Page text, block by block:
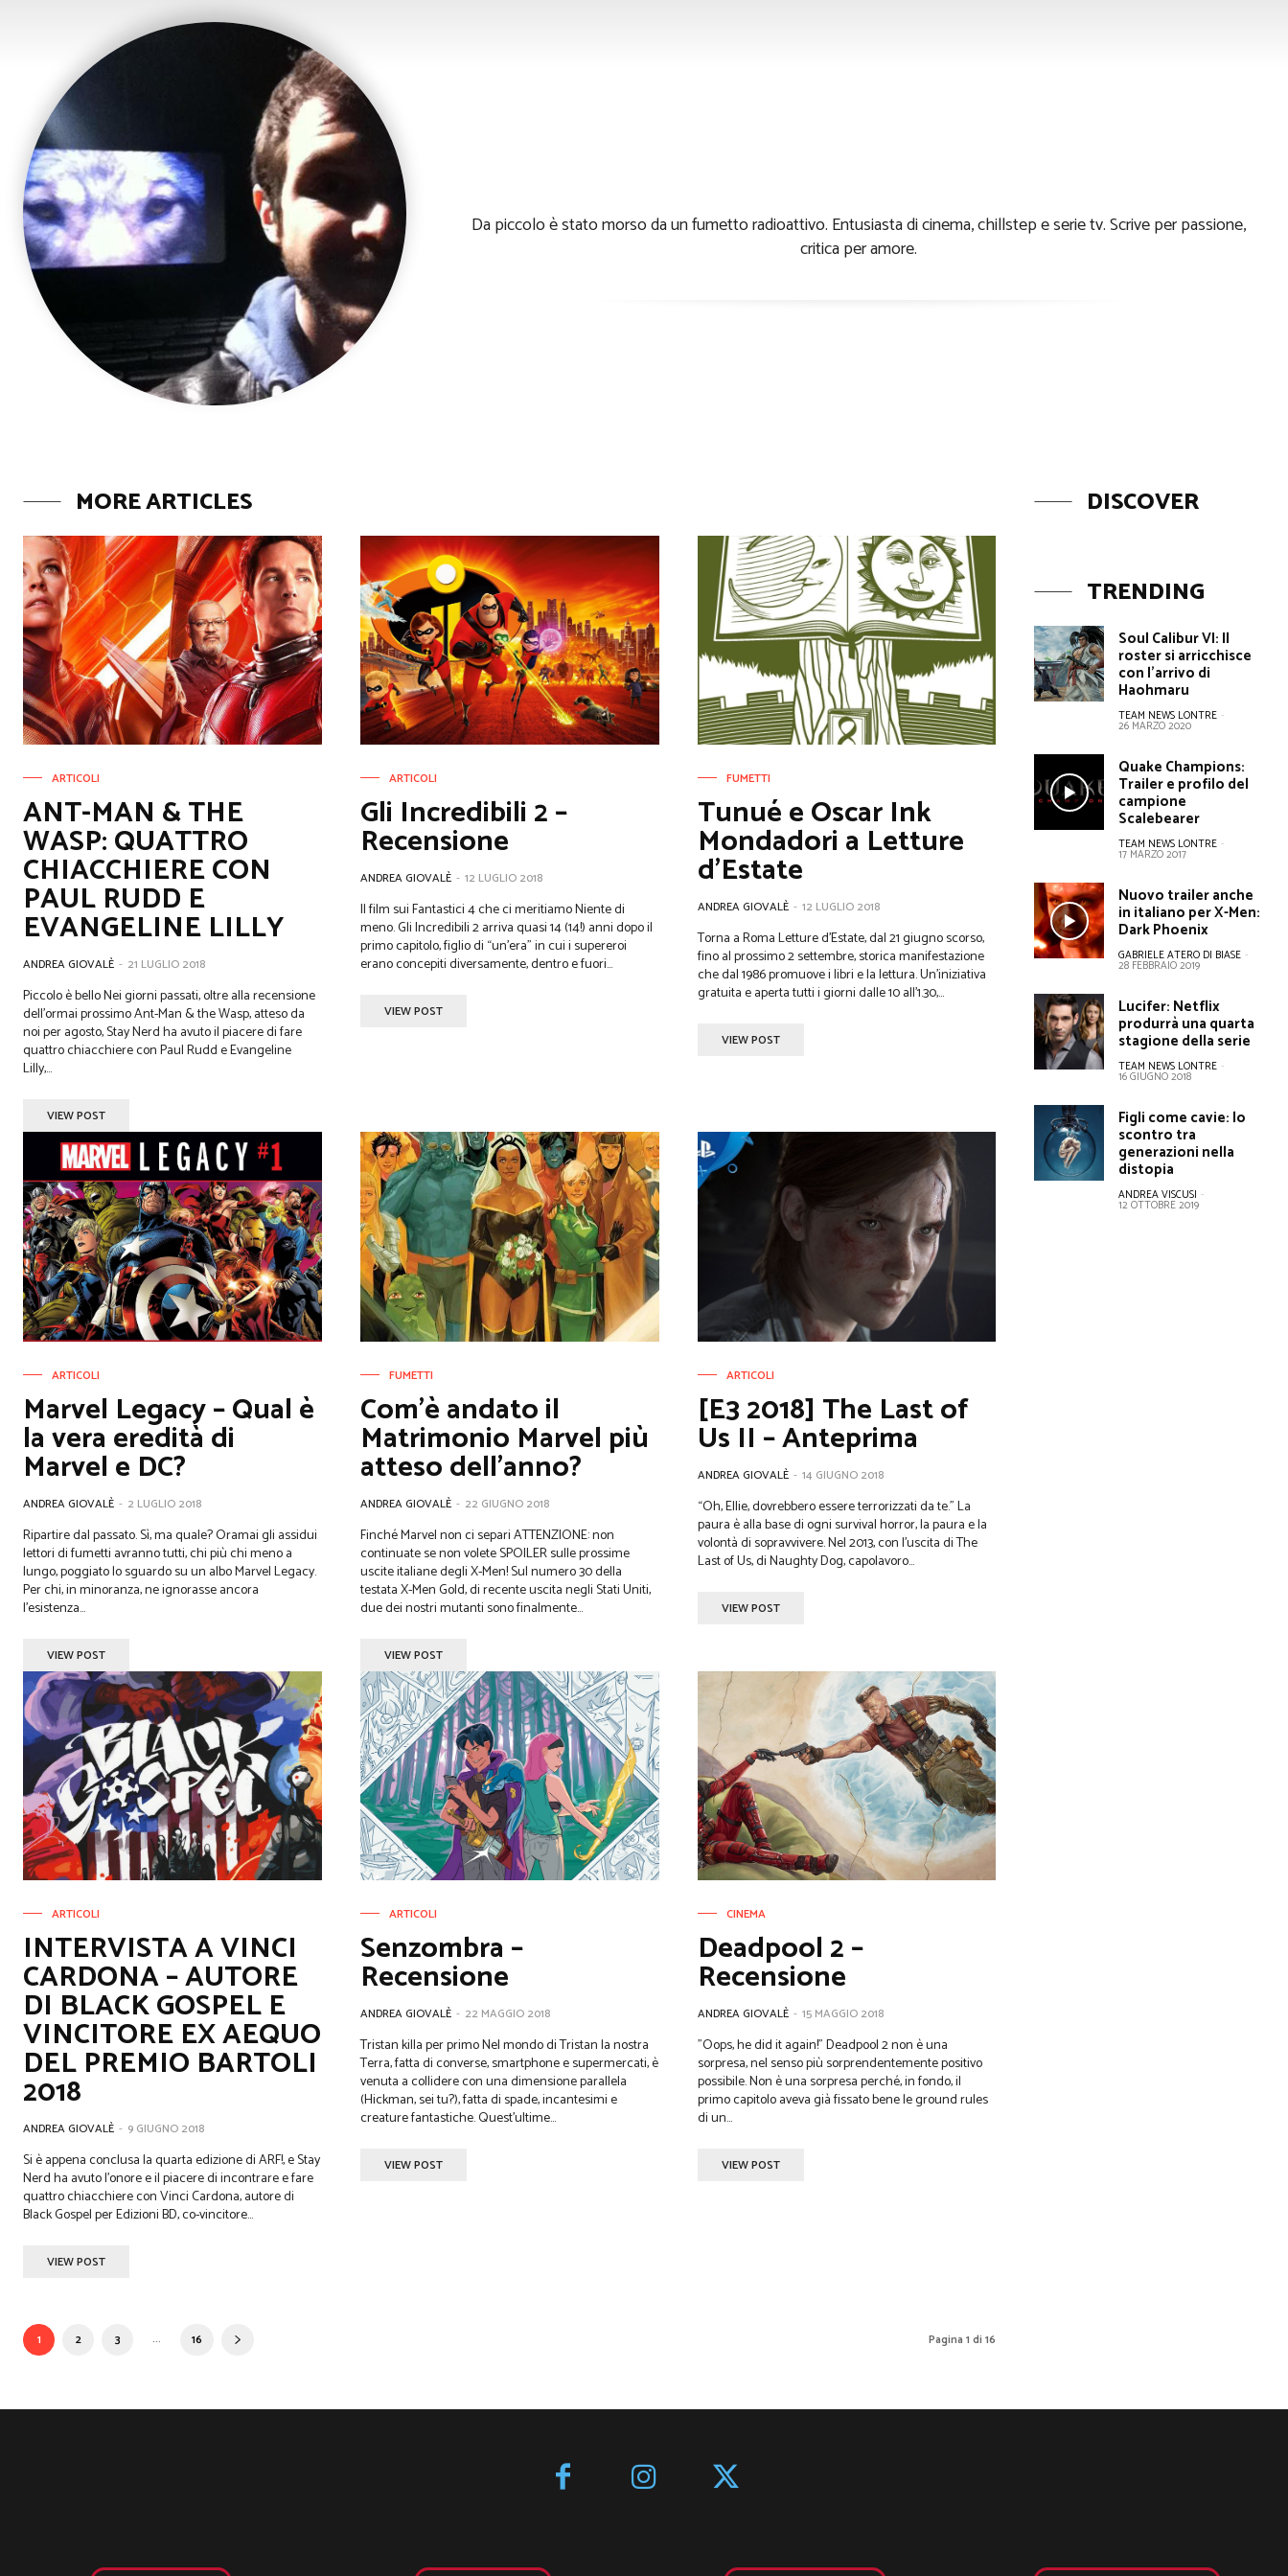
Da piccolo è stato morso da un fumetto radioattivo. Entusiasta di cinema, chillstep e serie tv. Scrive per passione,
critica per amore.
MORE ARTICLES
ARTICOLI
ANT-MAN & THE
WASP: QUATTRO
CHIACCHIERE CON
PAUL RUDD E
EVANGELINE LILLY
ANDREA GIOVALÈ - 21 LUGLIO 2018
Piccolo è bello Nei giorni passati, oltre alla recensione
dell’ormai prossimo Ant-Man & the Wasp, atteso da
noi per agosto, Stay Nerd ha avuto il piacere di fare
quattro chiacchiere con Paul Rudd e Evangeline
Lilly,...
VIEW POST
ARTICOLI
Gli Incredibili 2 –
Recensione
ANDREA GIOVALÈ - 12 LUGLIO 2018
Il film sui Fantastici 4 che ci meritiamo Niente di
meno. Gli Incredibili 2 arriva quasi 14 (14!) anni dopo il
primo capitolo, figlio di “un’era” in cui i supereroi
erano concepiti diversamente, dentro e fuori...
VIEW POST
FUMETTI
Tunué e Oscar Ink
Mondadori a Letture
d’Estate
ANDREA GIOVALÈ - 12 LUGLIO 2018
Torna a Roma Letture d'Estate, dal 21 giugno scorso,
fino al prossimo 2 settembre, storica manifestazione
che dal 1986 promuove i libri e la lettura. Un’iniziativa
gratuita e aperta tutti i giorni dalle 10 all'1.30,...
VIEW POST
ARTICOLI
Marvel Legacy – Qual è
la vera eredità di
Marvel e DC?
ANDREA GIOVALÈ - 2 LUGLIO 2018
Ripartire dal passato. Sì, ma quale? Oramai gli assidui
lettori di fumetti avranno tutti, chi più chi meno a
lungo, poggiato lo sguardo su un albo Marvel Legacy.
Per chi, in minoranza, ne ignorasse ancora
l’esistenza...
VIEW POST
FUMETTI
Com’è andato il
Matrimonio Marvel più
atteso dell’anno?
ANDREA GIOVALÈ - 22 GIUGNO 2018
Finché Marvel non ci separi ATTENZIONE: non
continuate se non volete SPOILER sulle prossime
uscite italiane degli X-Men! Sul numero 30 della
testata X-Men Gold, di recente uscita negli Stati Uniti,
due dei nostri mutanti sono finalmente...
VIEW POST
ARTICOLI
[E3 2018] The Last of
Us II – Anteprima
ANDREA GIOVALÈ - 14 GIUGNO 2018
“Oh, Ellie, dovrebbero essere terrorizzati da te.” La
paura è alla base di ogni survival horror, la paura e la
volontà di sopravvivere. Nel 2013, con l’uscita di The
Last of Us, di Naughty Dog, capolavoro...
VIEW POST
ARTICOLI
INTERVISTA A VINCI
CARDONA – AUTORE
DI BLACK GOSPEL E
VINCITORE EX AEQUO
DEL PREMIO BARTOLI
2018
ANDREA GIOVALÈ - 9 GIUGNO 2018
Si è appena conclusa la quarta edizione di ARF!, e Stay
Nerd ha avuto l’onore e il piacere di incontrare e fare
quattro chiacchiere con Vinci Cardona, autore di
Black Gospel per Edizioni BD, co-vincitore...
VIEW POST
ARTICOLI
Senzombra –
Recensione
ANDREA GIOVALÈ - 22 MAGGIO 2018
Tristan killa per primo Nel mondo di Tristan la nostra
Terra, fatta di converse, smartphone e supermercati, è
venuta a collidere con una dimensione parallela
(Hickman, sei tu?), fatta di spade, incantesimi e
creature fantastiche. Quest’ultime...
VIEW POST
CINEMA
Deadpool 2 –
Recensione
ANDREA GIOVALÈ - 15 MAGGIO 2018
"Oops, he did it again!" Deadpool 2 non è una
sorpresa, nel senso più sorprendentemente positivo
possibile. Non è una sorpresa perché, in fondo, il
primo capitolo aveva già fissato bene le ground rules
di un...
VIEW POST
1 2 3 ... 16 Pagina 1 di 16
DISCOVER
TRENDING
Soul Calibur VI: Il
roster si arricchisce
con l’arrivo di
Haohmaru
TEAM NEWS LONTRE -
26 MARZO 2020
Quake Champions:
Trailer e profilo del
campione
Scalebearer
TEAM NEWS LONTRE -
17 MARZO 2017
Nuovo trailer anche
in italiano per X-Men:
Dark Phoenix
GABRIELE ATERO DI BIASE -
28 FEBBRAIO 2019
Lucifer: Netflix
produrrà una quarta
stagione della serie
TEAM NEWS LONTRE -
16 GIUGNO 2018
Figli come cavie: lo
scontro tra
generazioni nella
distopia
ANDREA VISCUSI -
12 OTTOBRE 2019